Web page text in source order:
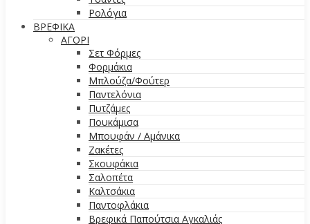
Ρολόγια
ΒΡΕΦΙΚΑ
ΑΓΟΡΙ
Σετ Φόρμες
Φορμάκια
Μπλούζα/Φούτερ
Παντελόνια
Πυτζάμες
Πουκάμισα
Μπουφάν / Αμάνικα
Ζακέτες
Σκουφάκια
Σαλοπέτα
Καλτσάκια
Παντοφλάκια
Βρεφικά Παπούτσια Αγκαλιάς